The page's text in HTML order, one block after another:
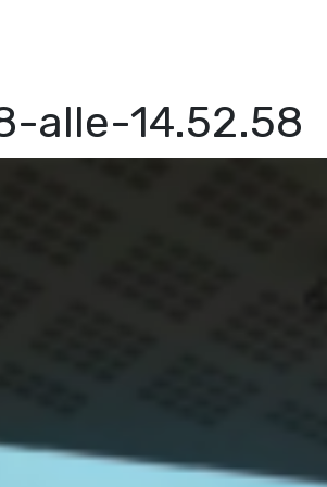
alle-14.52.58